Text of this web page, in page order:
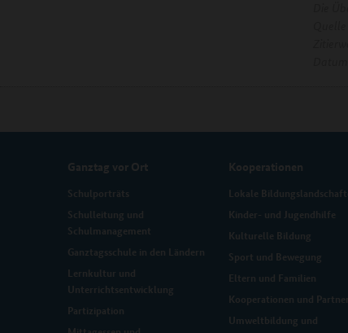
Ganztag vor Ort
Schulporträts
Schulleitung und
Schulmanagement
Ganztagsschule in den Ländern
Lernkultur und
Unterrichtsentwicklung
Partizipation
Kooperationen
Lokale
Kinder- und Jugendhilfe
Kulturelle Bildung
Sport und Bewegung
Eltern und Familien
Kooperationen und Partner
Umweltbildung und